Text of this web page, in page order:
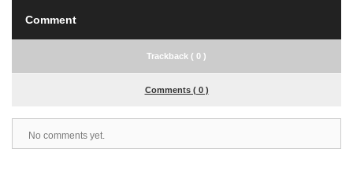
Comment
Trackback ( 0 )
Comments ( 0 )
No comments yet.